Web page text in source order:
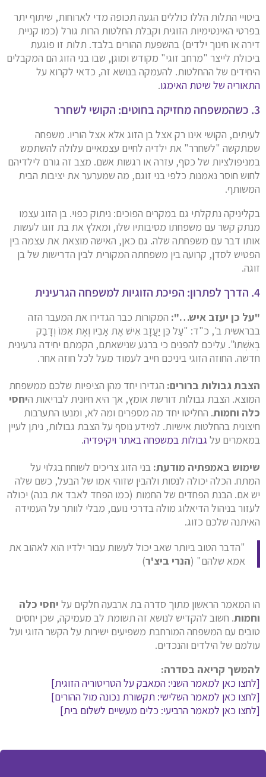
ביטויי התלות הללו כוללים הגעה תכופה מדי לארוחות, שיתוף יתר
בפרטי האינטימיות הזוגית וקבלת החלטות הרות גורל (כמו קניית
דירה או חינוך ילדים) בהשפעת ההורים בלבד. תלות זו פוגעת
ביכולת לייצר "מרחב זוגי" מקודש ומוגן, שבו בני הזוג הם המקבלים
היחידים של ההחלטות. להעמקה בנושא זה, כדאי לקרוא על
התאוריה של שיטת האימגו.
3. כשהמשפחה מחזיקה בחוטים: הקושי לשחרר
לעיתים, הקושי אינו רק אצל בן הזוג אלא אצל הוריו. משפחה
שמתקשה "לשחרר" את ילדיה לחיים עצמאיים עלולה להשתמש
במניפולציות של כסף, עזרה או רגשות אשם. מצב זה גורם לילדיהם
לחוש חוסר נאמנות כלפי בני זוגם, מה שמערער את יציבות הבית
המשותף.
בקליניקה נתקלתי גם במקרים הפוכים: ניתוק כפוי. בן הזוג עצמו
מנתק קשר עם משפחתו מסיבותיו שלו, ומאלץ את בת זוגו לעשות
אותו דבר עם משפחתה שלה. גם כאן, האישה מוצאת את עצמה בין
הפטיש לסדן, קרועה בין משפחתה המקורית לבין הדרישות של בן
זוגה.
4. הדרך לפתרון: הפיכת הזוגיות למשפחה הגרעינית
"על כן יעזב איש…": המקורות כבר הגדירו את המעבר הזה
בבראשית ב', כ"ד: "עַל כֵּן יַעֲזָב אִישׁ אֶת אָבִיו וְאֶת אִמּוֹ וְדָבַק
בְּאִשְׁתּוֹ". עליכם להפנים כי ברגע שנישאתם, הקמתם יחידה גרעינית
חדשה. החוזה הזוגי ביניכם חייב לעמוד מעל לכל חוזה אחר.
הצבת גבולות ברורים: הגדירו יחד מהן הציפיות שלכם ממשפחת
המוצא. הצבת גבולות דורשת אומץ, אך היא חיונית לבריאות היחסי
כלה וחמות. החליטו יחד מה מספרים ומה לא, ומנעו התערבות
חיצונית בהחלטות אישיות. למידע נוסף על הצבת גבולות, ניתן לעיין
במאמרים על גבולות במשפחה באתר ויקיפדיה.
שימוש באמפתיה מודעת: בני הזוג צריכים לשוחח בגלוי על
המתח. הכלה יכולה לנסות ולהבין שזוהי אמו של הבעל, כשם שלה
יש אם. הבנת הפחדים של החמות (כמו הפחד לאבד את בנה) יכולה
לעזור בניהול הדיאלוג מולה בדרכי נועם, מבלי לוותר על העמידה
האיתנה שלכם כזוג.
"הדבר הטוב ביותר שאב יכול לעשות עבור ילדיו הוא לאהוב את
אמא שלהם" (הנרי ביצ'ר)
הו המאמר הראשון מתוך סדרה בת ארבעה חלקים על יחסי כלה
וחמות. חשוב להקדיש לנושא זה תשומת לב מעמיקה, שכן יחסים
טובים עם המשפחה המורחבת משפיעים ישירות על הקשר הזוגי ועל
עולמם של הילדים והנכדים.
להמשך קריאה בסדרה:
[לחצו כאן למאמר השני: המאבק על הטריטוריה הזוגית]
[לחצו כאן למאמר השלישי: תקשורת נכונה מול ההורים]
[לחצו כאן למאמר הרביעי: כלים מעשיים לשלום בית]